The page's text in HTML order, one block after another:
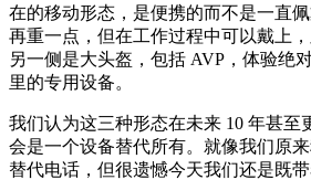
在的移动形态，是便携的而不是一直
再重一点，但在工作过程中可以戴上
另一侧是大头盔，包括 AVP，体验绝
里的专用设备。
我们认为这三种形态在未来 10 年甚至
会是一个设备替代所有。就像我们原
替代电话，但很遗憾今天我们还是既